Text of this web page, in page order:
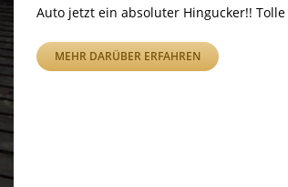
Auto jetzt ein absoluter Hingucker!!
MEHR DARÜBER ERFAHREN